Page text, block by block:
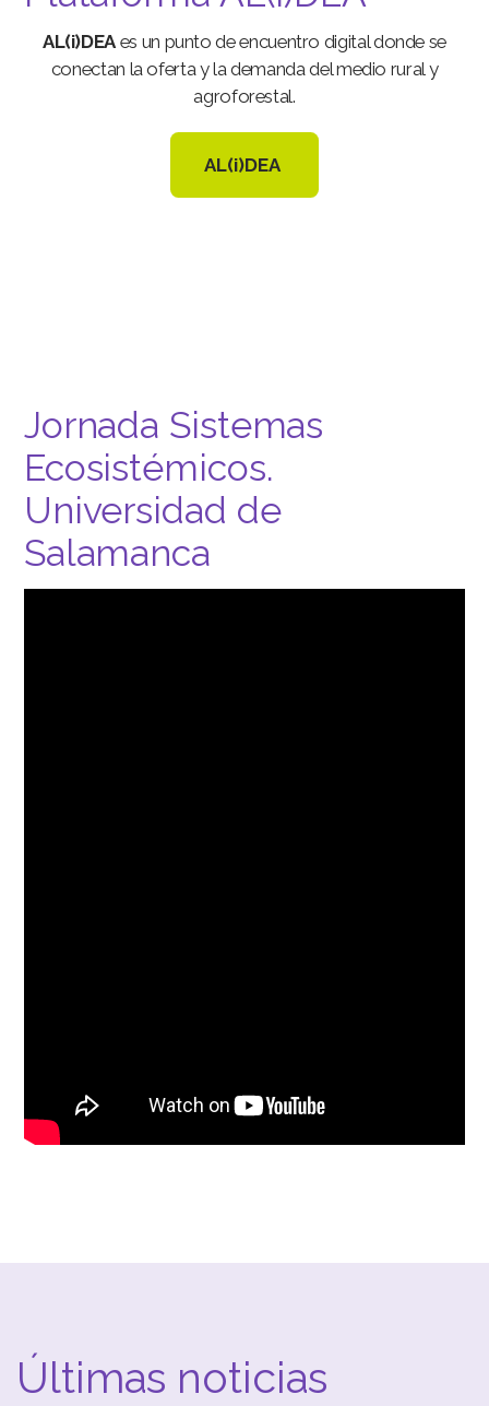
AL(i)DEA es un punto de encuentro digital donde se
conectan la oferta y la demanda del medio rural y
agroforestal.
AL(i)DEA
Jornada Sistemas
Ecosistémicos.
Universidad de
Salamanca
Últimas noticias